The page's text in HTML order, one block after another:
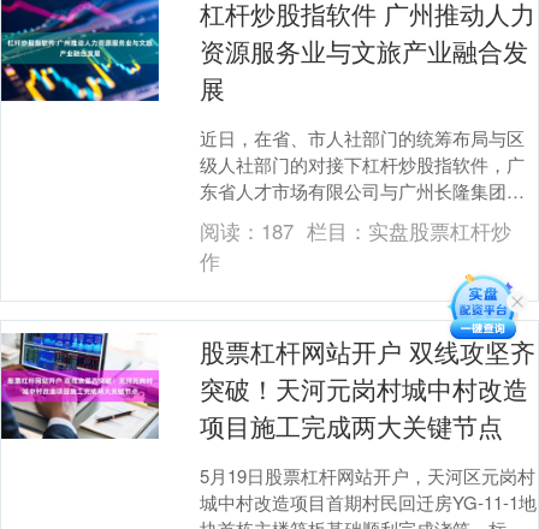
杠杆炒股指软件 广州推动人力
资源服务业与文旅产业融合发
展
近日，在省、市人社部门的统筹布局与区
级人社部门的对接下杠杆炒股指软件，广
东省人才市场有限公司与广州长隆集团携
手开展了人力资源服务业和文旅业的融合
发展交流活动。 ....
阅读： 187 栏目： 实盘股票杠杆炒
作
股票杠杆网站开户 双线攻坚齐
突破！天河元岗村城中村改造
项目施工完成两大关键节点
5月19日股票杠杆网站开户，天河区元岗村
城中村改造项目首期村民回迁房YG-11-1地